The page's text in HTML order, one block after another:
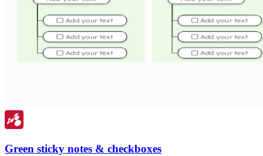
Green sticky notes & checkboxes